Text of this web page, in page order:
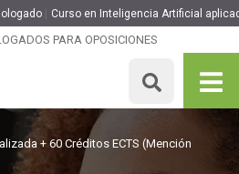
Curso en Inteligencia Artificial
PARA OPOSICIONES
+ 60 Créditos ECTS
+ 60 Créditos ECTS (Mención